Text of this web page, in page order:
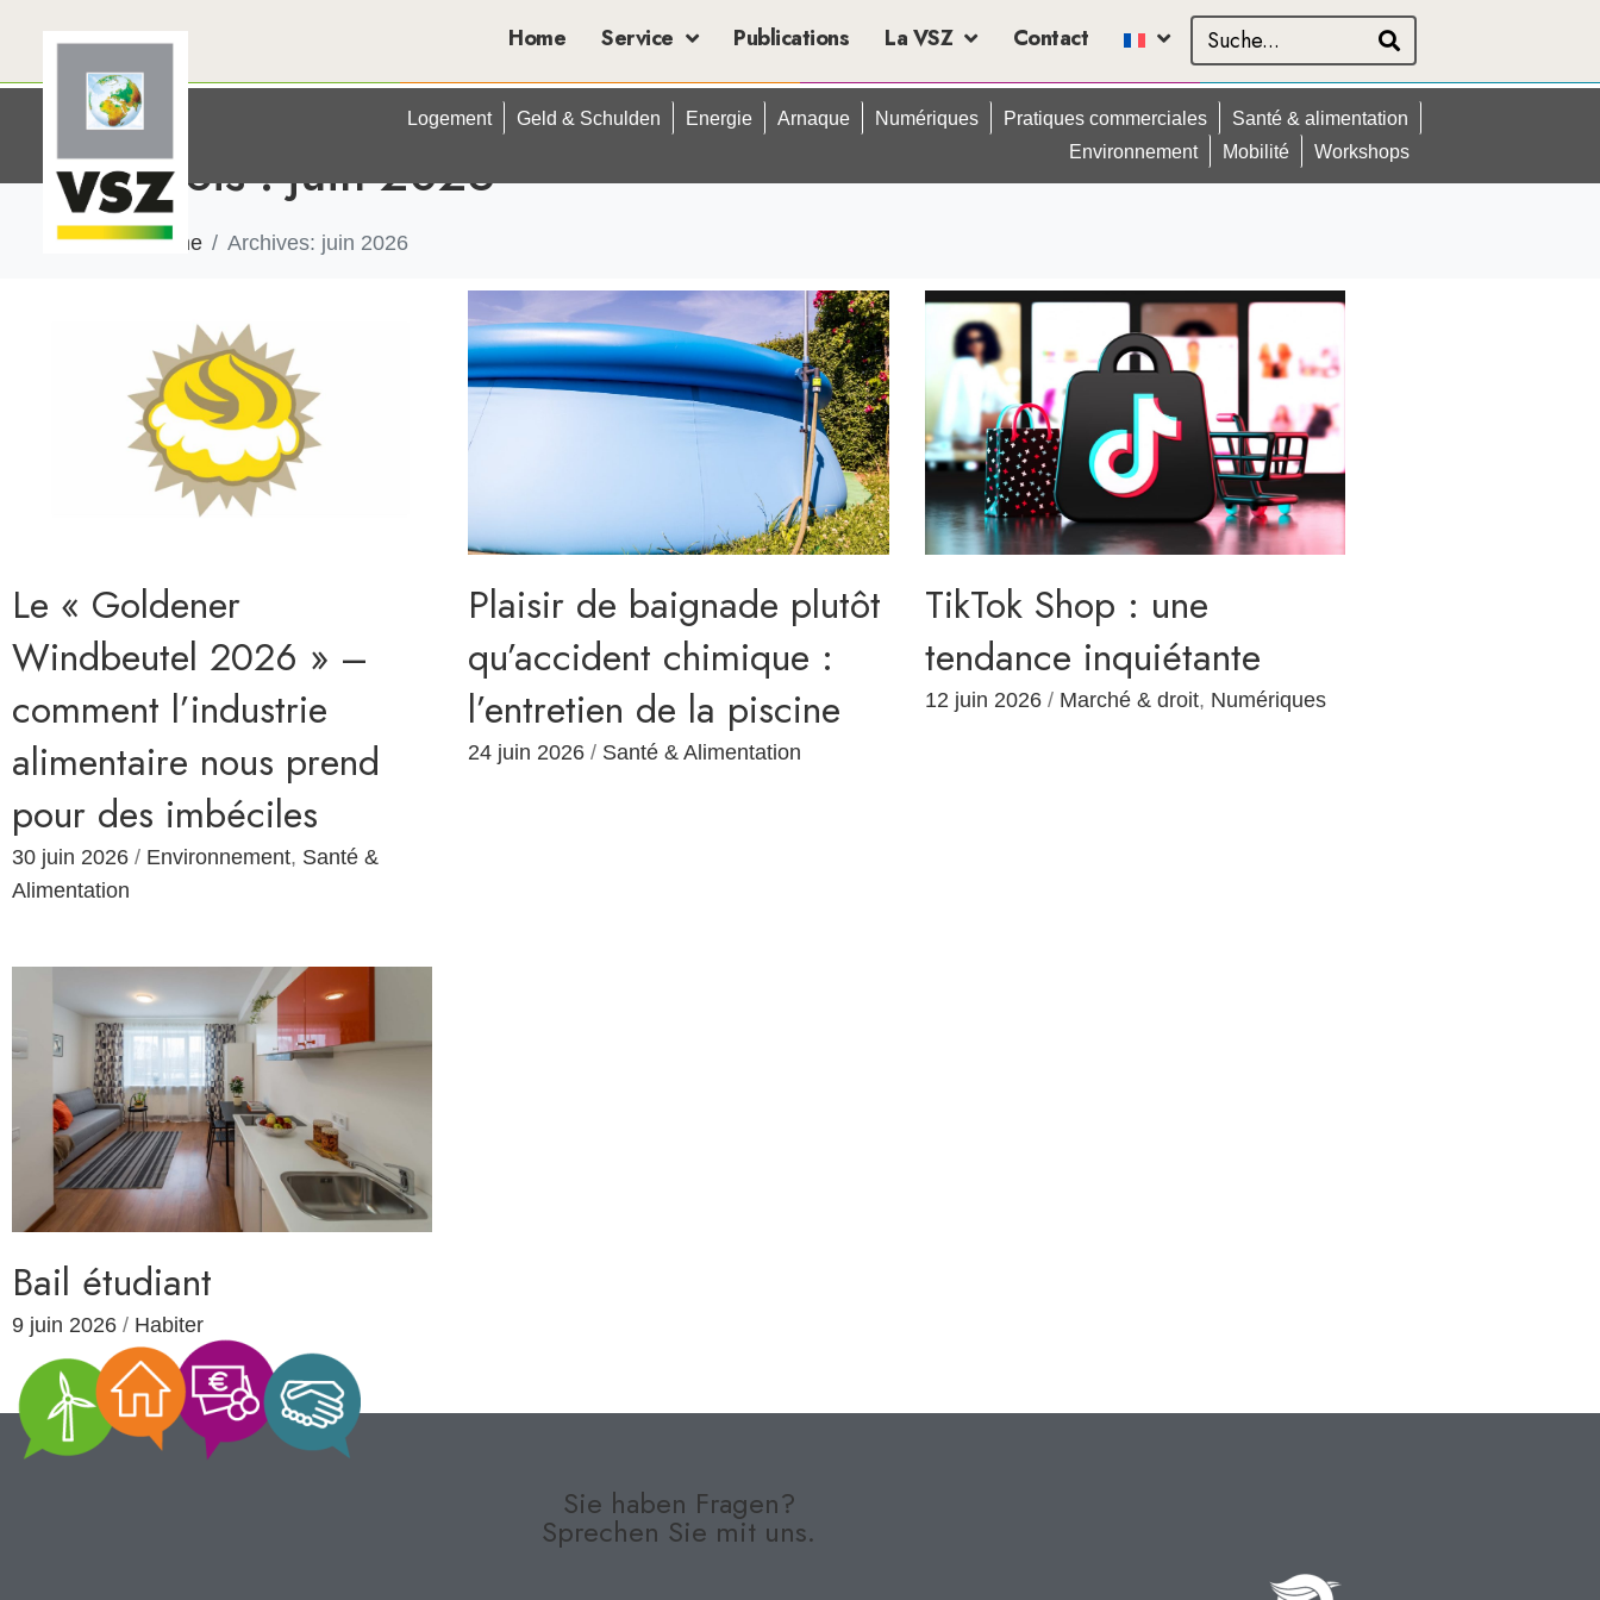
Home Service Publications La VSZ Contact
Logement Geld & Schulden Energie Arnaque Numériques Pratiques commerciales
Santé & alimentation
Environnement
Mobilité Workshops
Mois :juin 2026
Home Archives: juin 2026
Le « Goldener
Windbeutel 2026 » –
comment l’industrie
alimentaire nous prend
pour des imbéciles
30 juin 2026 / Environnement, Santé &
Alimentation
Plaisir de baignade plutôt
qu’accident chimique :
l’entretien de la piscine
24 juin 2026 / Santé & Alimentation
TikTok Shop : une
tendance inquiétante
12 juin 2026 / Marché & droit, Numériques
Bail étudiant
9 juin 2026 / Habiter
Sie haben Fragen?
Sprechen Sie mit uns.